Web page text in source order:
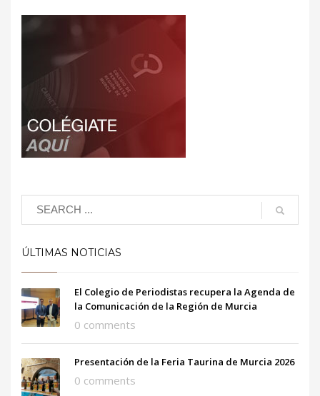
ÚLTIMAS NOTICIAS
El Colegio de Periodistas recupera la Agenda de
la Comunicación de la Región de Murcia
0 comments
Presentación de la Feria Taurina de Murcia 2026
0 comments